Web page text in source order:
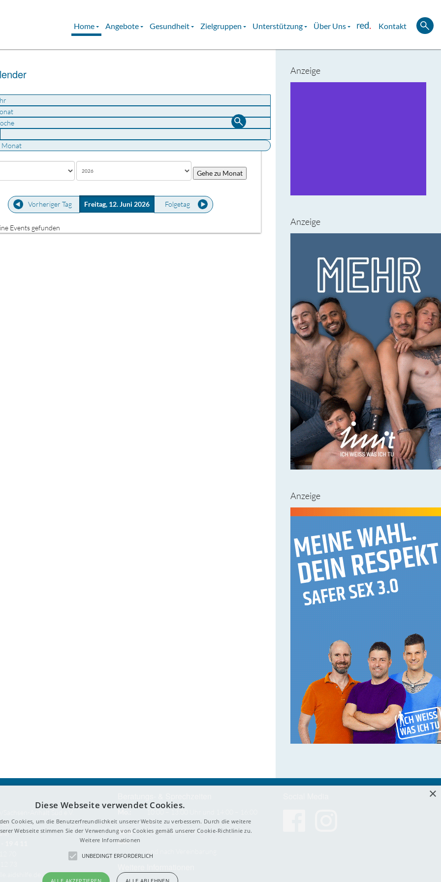
Home Angebote Gesundheit Zielgruppen Unterstützung Über Uns Kontakt
Monat
Gehe zu Monat
Vorheriger Tag Freitag, 12. Juni 2026 Folgetag
Events gefunden
Anzeige
Anzeige
Anzeige
32
Uhr
Di. &
Do.:
14:00 – 19:00 Uhr
×
Diese Webseite verwendet Cookies.
Cookies, um die Benutzerfreundlichkeit unserer Website zu verbessern. Durch die weitere
Webseite stimmen Sie der Verwendung von Cookies gemäß unserer Cookie-Richtlinie zu.
Weitere Informationen
UNBEDINGT ERFORDERLICH